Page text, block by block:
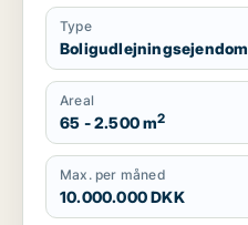
Type
Boligudlejningsejendom
Areal
65 - 2.500 m2
Max. per måned
10.000.000 DKK